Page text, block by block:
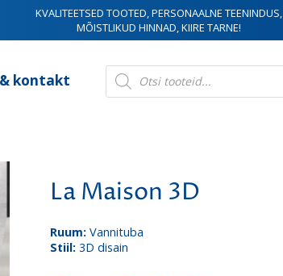
KVALITEETSED TOOTED, PERSONAALNE TEENINDUS,
MÕISTLIKUD HINNAD, KIIRE TARNE!
kontakt
Products
search
La Maison 3D
Ruum: Vannituba
Stiil: 3D disain